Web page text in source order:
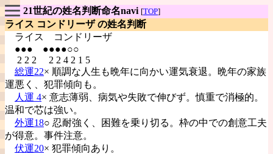
21世紀の姓名判断命名navi [TOP]
ライス コンドリーザ の姓名判断
ライス
コンドリーザ
●●● ●●●●○○
2 2 2 2 2 4 2 1 5
総運22× 順調な人生も晩年に向かい運気衰退。晩年の家族
運悪く、犯罪傾向も。
人運 4× 意志薄弱、病気や失敗で伸びず。慎重で消極的。
温和で芯は強い。
外運18○ 忍耐強く、困難を乗り切る。枠の中での創意工夫
が得意。事件注意。
伏運20× 犯罪傾向あり。